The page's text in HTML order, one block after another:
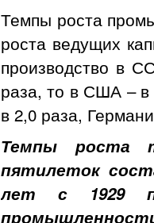
Темпы роста
роста ведущих
производство в
раза, то в США – в
в 2,0 раза,
Темпы роста
пятилеток
лет с 1929